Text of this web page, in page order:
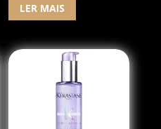
LER MAIS